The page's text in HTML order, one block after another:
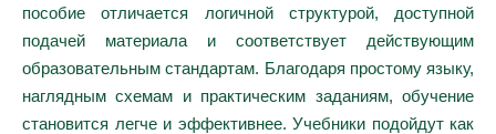
пособие отличается логичной структурой, доступной
подачей материала и соответствует действующим
образовательным стандартам. Благодаря простому языку,
наглядным схемам и практическим заданиям, обучение
становится легче и эффективнее. Учебники подойдут как